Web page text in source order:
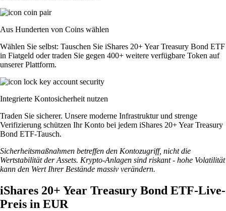
Aus Hunderten von Coins wählen
Wählen Sie selbst: Tauschen Sie iShares 20+ Year Treasury Bond ETF
in Fiatgeld oder traden Sie gegen 400+ weitere verfügbare Token auf
unserer Plattform.
Integrierte Kontosicherheit nutzen
Traden Sie sicherer. Unsere moderne Infrastruktur und strenge
Verifizierung schützen Ihr Konto bei jedem iShares 20+ Year Treasury
Bond ETF-Tausch.
Sicherheitsmaßnahmen betreffen den Kontozugriff, nicht die
Wertstabilität der Assets. Krypto-Anlagen sind riskant - hohe Volatilität
kann den Wert Ihrer Bestände massiv verändern.
iShares 20+ Year Treasury Bond ETF-Live-
Preis in EUR